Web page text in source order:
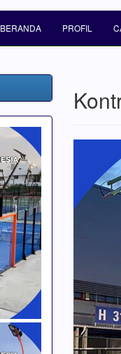
BERANDA PROFIL